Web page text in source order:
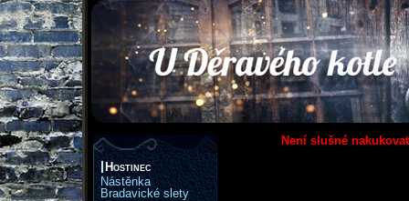
Hostinec
Nástěnka
Bradavické slety
Není slušné